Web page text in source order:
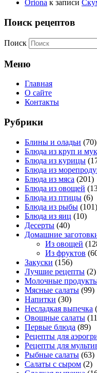
Oriona к записи
Поиск рецептов
Поиск
Меню
Главная
О сайте
Контакты
Рубрики
Блины и оладьи (70)
Блюда из круп и
Блюда из курицы
Блюда из
Блюда из мяса (201)
Блюда из овощей
Блюда из птицы (6)
Блюда из рыбы (101)
Блюда из яиц (10)
Десерты (40)
Домашние
Из овощей
Из фруктов
Закуски (156)
Лучшие рецепты (2)
Молочные
Мясные салаты (99)
Напитки (30)
Несладкая выпечка
Овощные салаты
Первые блюда (89)
Рецепты для
Рецепты для
Рыбные салаты (63)
Салаты с сыром (2)